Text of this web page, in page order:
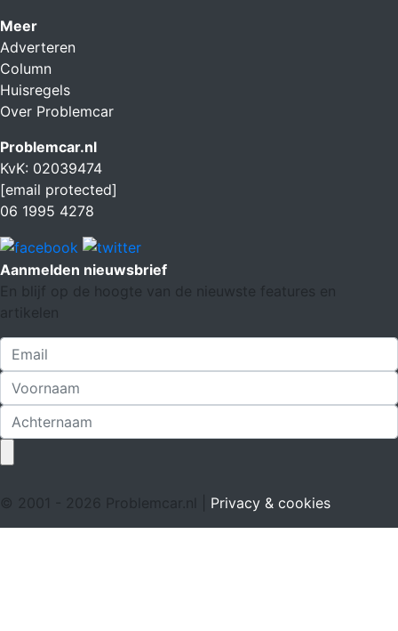
Meer
Adverteren
Column
Huisregels
Over Problemcar
Problemcar.nl
KvK: 02039474
[email protected]
06 1995 4278
Aanmelden nieuwsbrief
En blijf op de hoogte van de nieuwste features en
artikelen
© 2001 - 2026 Problemcar.nl | Privacy & cookies